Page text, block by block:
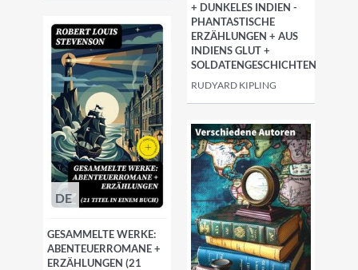
+ DUNKELES INDIEN -
PHANTASTISCHE
ERZÄHLUNGEN + AUS
INDIENS GLUT +
SOLDATENGESCHICHTEN
RUDYARD KIPLING
DE
GESAMMELTE WERKE:
ABENTEUERROMANE +
ERZÄHLUNGEN (21